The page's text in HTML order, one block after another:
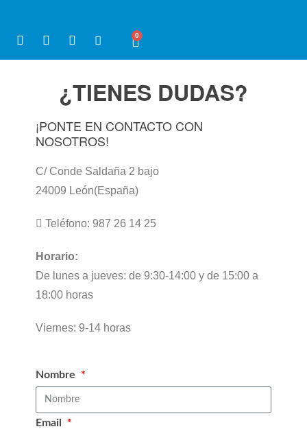
0
¿TIENES DUDAS?
¡PONTE EN CONTACTO CON
NOSOTROS!
C/ Conde Saldaña 2 bajo
24009 León(España)
Teléfono: 987 26 14 25
Horario:
De lunes a jueves: de 9:30-14:00 y de 15:00 a
18:00 horas
Viernes: 9-14 horas
Nombre
Email